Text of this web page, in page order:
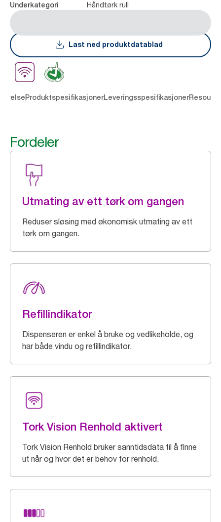
Underkategori Håndtørk rull
Last ned produktdatablad
ProduktspesifikasjonerLeveringsspesifikasjoner
Fordeler
Utmating av ett tørk om gangen
Reduser sløsing med økonomisk utmating av ett
tørk om gangen.
Refillindikator
Dispenseren er enkel å bruke og vedlikeholde, og
har både vindu og refillindikator.
Tork Vision Renhold aktivert
Tork Vision Renhold bruker sanntidsdata til å finne
ut når og hvor det er behov for renhold.